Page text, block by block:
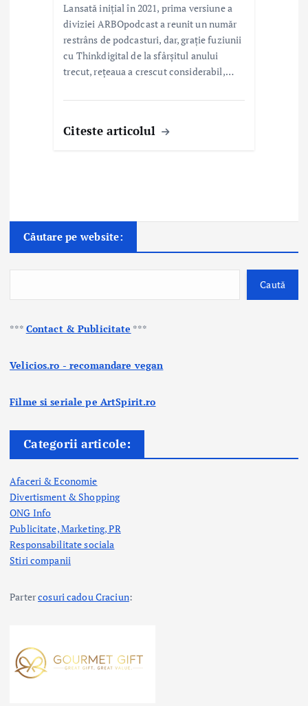
Lansată inițial în 2021, prima versiune a
diviziei ARBOpodcast a reunit un număr
restrâns de podcasturi, dar, grație fuziunii
cu Thinkdigital de la sfârșitul anului
trecut, rețeaua a crescut considerabil,…
Citeste articolul
Căutare pe website:
Caută
*** Contact & Publicitate ***
Velicios.ro - recomandare vegan
Filme si seriale pe ArtSpirit.ro
Categorii articole:
Afaceri & Economie
Divertisment & Shopping
ONG Info
Publicitate, Marketing, PR
Responsabilitate sociala
Stiri companii
Partercosuri cadou Craciun: